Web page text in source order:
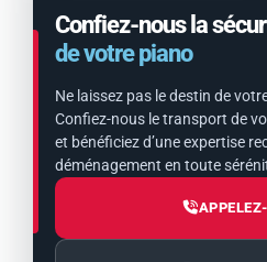
Confiez-nous la
de votre piano
Ne laissez pas le destin de
Confiez-nous le transport de
et bénéficiez d’une expertise
déménagement en toute